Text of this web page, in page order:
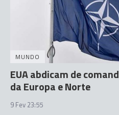
MUNDO
EUA abdicam de
da Europa e Norte
9 Fev 23:55